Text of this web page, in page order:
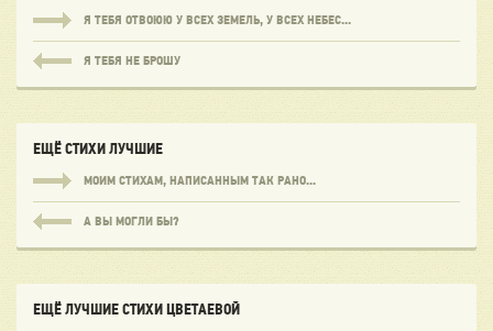
любви и потерях («О доблестях, о подвигах, о славе»).
«Доктор Живаго») о жертвенной и тихой любви.
драмы в поэзииИосифа Бродского(стихотворение «Я вас любил.
Любовь ещё (возможно, что просто боль)...»).
Я ТЕБЯ ОТВОЮЮ У ВСЕХ ЗЕМЕЛЬ, У ВСЕХ НЕБЕС...
Я ТЕБЯ НЕ БРОШУ
ЕЩЁ СТИХИ ЛУЧШИЕ
МОИМ СТИХАМ, НАПИСАННЫМ ТАК РАНО...
А ВЫ МОГЛИ БЫ?
ЕЩЁ ЛУЧШИЕ СТИХИ ЦВЕТАЕВОЙ